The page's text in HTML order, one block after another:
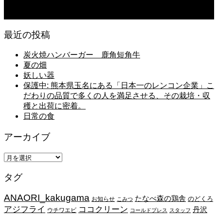
最近の投稿
炭火焼ハンバーガー 鹿角短角牛
夏の畑
妖しい器
保護中: 熊本県玉名にある「日本一のレンコン企業」こ
だわりの品質で多くの人を満足させる、その栽培・収
穫と出荷に密着。
日常の食
アーカイブ
ア
カ
ブ
タグ
ANAORI_kakugama お知らせ こみつ たなべ森の鶏舎 のどくろ
アジフライ ウチワエビ ココクリーン コールドプレス スタッフ 丹沢